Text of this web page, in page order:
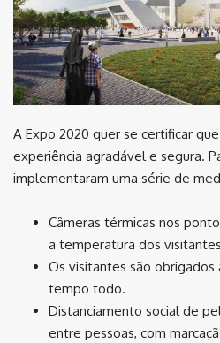
A Expo 2020 quer se certificar
experiência agradável e segura.
implementaram uma série de
Câmeras térmicas nos
a temperatura dos
Os visitantes são obrigados
tempo todo.
Distanciamento social de
entre pessoas, com